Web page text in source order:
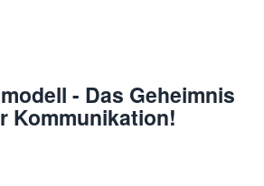
- Das Geheimnis
Kommunikation!